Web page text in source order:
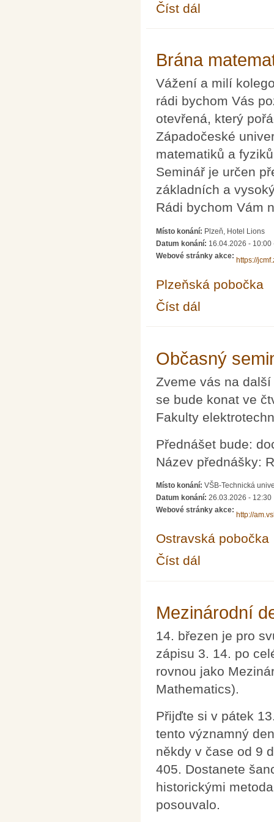
Číst dál
Brána
Vážení a milí
rádi bychom Vás
otevřená, který
Západočeské
matematiků a
Seminář je určen
základních a
Rádi bychom Vám
Místo konání: Plzeň, Hotel Lions
Datum konání: 16.04.2026 - 10:00
Webové stránky akce:
https://
Plzeňská pobočka
Číst dál
Občasný
Zveme vás na
se bude konat ve
Fakulty
Přednášet bude:
Název přednášky:
Místo konání: VŠB-Technická
Datum konání: 26.03.2026 - 12:30
Webové stránky akce:
http://
Ostravská pobočka
Číst dál
Mezinárodní
14. březen je pro
zápisu 3. 14. po
rovnou jako
Mathematics).
Přijďte si v pátek
tento významný
někdy v čase od 9
405. Dostanete
historickými
posouvalo.